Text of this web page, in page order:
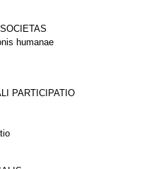
humanae
PARTICIPATIO